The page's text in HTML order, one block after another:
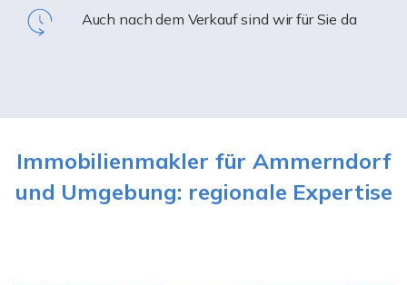
Auch nach dem Verkauf sind wir für Sie da
Immobilienmakler für Ammerndorf
und Umgebung: regionale Expertise